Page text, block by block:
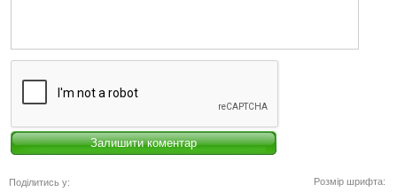
Поділитись у: Розмір шрифта: